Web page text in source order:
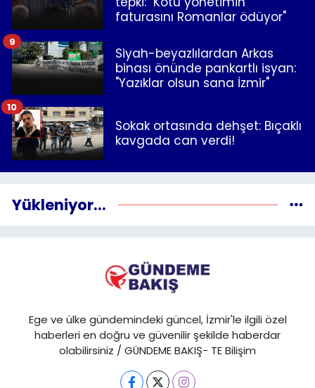
faturasını Romanlar ödüyor"
Siyah-beyazlılardan Arkas
binası önünde pankartlı isyan:
"Yazıklar olsun sana İzmir"
9
Sokak ortasında dehşet: Bıçaklı
kavgada can verdi!
10
Yükleniyor...
Ege ve ülke gündemindeki güncel, İzmir'le ilgili özel
haberleri en doğru ve güvenilir şekilde haberdar
olabilirsiniz / GÜNDEME BAKIŞ- TE Bilişim